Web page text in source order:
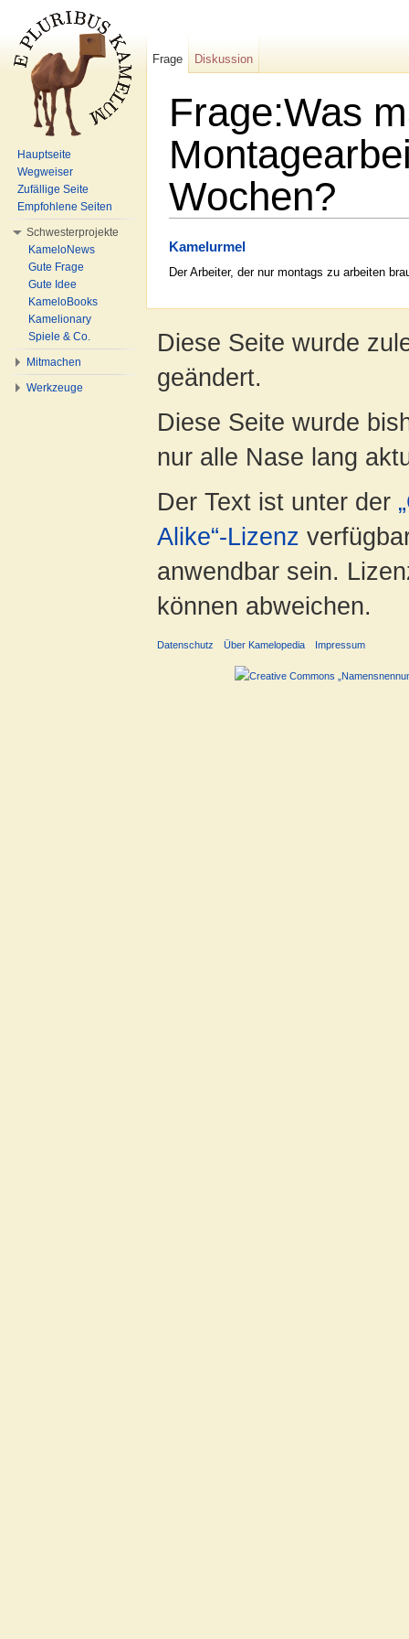
Frage:Was
Wochen?
Kamelurmel
Der Arbeiter, der nur montags zu arbeiten
Frage Diskussion
Hauptseite
Wegweiser
Zufällige Seite
Empfohlene Seiten
Schwesterprojekte
KameloNews
Gute Frage
Gute Idee
KameloBooks
Kamelionary
Spiele & Co.
Mitmachen
Werkzeuge
Diese Seite wurde
geändert.
Diese Seite wurde
nur alle Nase lang
Der Text ist unter der
Alike“-Lizenz
anwendbar sein.
können abweichen.
Datenschutz Über Kamelopedia Impressum